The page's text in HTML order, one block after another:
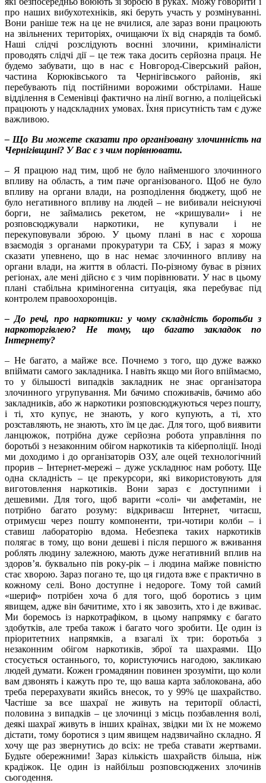
про наших вибухотехніків, які беруть участь у розмінуванні.
Вони раніше теж на це не вчилися, але зараз вони працюють
на звільнених територіях, очищаючи їх від снарядів та бомб.
Наші слідчі розслідують воєнні злочини, криміналісти
проводять слідчі дії – це теж така досить серйозна праця. Не
будемо забувати, що в нас є Новгород-Сіверський район,
частина Корюківського та Чернігівського районів, які
перебувають під постійними ворожими обстрілами. Наше
відділення в Семенівці фактично на лінії вогню, а поліцейські
працюють у надскладних умовах. Їхня присутність там є дуже
важливою.
– Що Ви можете сказати про організовану злочинність на
Чернігівщині? У Вас є з чим порівнювати.
– Я працюю над тим, щоб не було найменшого злочинного
впливу на область, а тим паче організованого. Щоб не було
впливу на органи влади, на розподілення бюджету, щоб не
було негативного впливу на людей – не вибивали неіснуючі
борги, не займались рекетом, не «кришували» і не
розповсюджували наркотики, не купували і не
перекуповували зброю. У цьому плані в нас є хороша
взаємодія з органами прокуратури та СБУ, і зараз я можу
сказати упевнено, що в нас немає злочинного впливу на
органи влади, на життя в області. По-різному буває в різних
регіонах, але мені дійсно є з чим порівнювати. У нас в цьому
плані стабільна криміногенна ситуація, яка перебуває під
контролем правоохоронців.
– До речі, про наркотики: у чому складність боротьби з
наркоторгівлею? Не тому, що багато закладок по
Інтернету?
– Не багато, а майже все. Почнемо з того, що дуже важко
впіймати самого закладника. І навіть якщо ми його впіймаємо,
то у більшості випадків закладник не знає організатора
злочинного угрупування. Ми бачимо споживачів, бачимо або
закладників, або ж наркотики розповсюджуються через пошту,
і ті, хто купує, не знають, у кого купують, а ті, хто
розставляють, не знають, хто їм це дає. Для того, щоб виявити
ланцюжок, потрібна дуже серйозна робота управління по
боротьбі з незаконним обігом наркотиків та кіберполіції. Іноді
ми доходимо і до організаторів ОЗУ, але оцей технологічний
прорив – Інтернет-мережі – дуже ускладнює нам роботу. Ще
одна складність – це прекурсори, які використовують для
виготовлення наркотиків. Вони зараз є доступними і
дешевими. Для того, щоб варити «солі» чи амфетамін, не
потрібно багато розуму: відкриваєш Інтернет, читаєш,
отримуєш через пошту компоненти, три-чотири колби – і
ставиш лабораторію вдома. Небезпека таких наркотиків
полягає в тому, що вони дешеві і після першого ж вживання
роблять людину залежною, мають дуже негативний вплив на
здоров’я. буквально пів року-рік – і людина майже повністю
стає хворою. Зараз погано те, що ця гидота вже є практично в
кожному селі. Воно доступне і недороге. Тому той самий
«шериф» потрібен хоча б для того, щоб боротись з цим
явищем, адже він бачитиме, хто і як завозить, хто і де вживає.
Ми боремось із наркотрафіком, в цьому напрямку є багато
здобутків, але треба також і багато чого зробити. Це один із
пріоритетних напрямків, а взагалі їх три: боротьба з
незаконним обігом наркотиків, зброї та шахраями. Що
стосується останнього, то, користуючись нагодою, закликаю
людей думати. Кожен громадянин повинен зрозуміти, що коли
вам дзвонять і кажуть про те, що ваша карта заблокована, або
треба перерахувати якийсь внесок, то у 99% це шахрайство.
Частіше за все шахраї не живуть на території області,
половина з випадків – це злочинці з місць позбавлення волі,
деякі шахраї живуть в інших країнах, звідки ми їх не можемо
дістати, тому боротися з цим явищем надзвичайно складно. Я
хочу ще раз звернутись до всіх: не треба ставати жертвами.
Будьте обережними! Зараз кількість шахрайств більша, ніж
крадіжок. Це один із найбільш розповсюджених злочинів
сьогодення.